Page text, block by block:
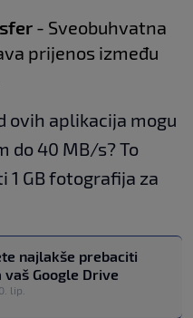
- Sveobuhvatna
prijenos između
ovih aplikacija mogu
do 40 MB/s? To
1 GB fotografija za
najlakše prebaciti
Google Drive
lip.